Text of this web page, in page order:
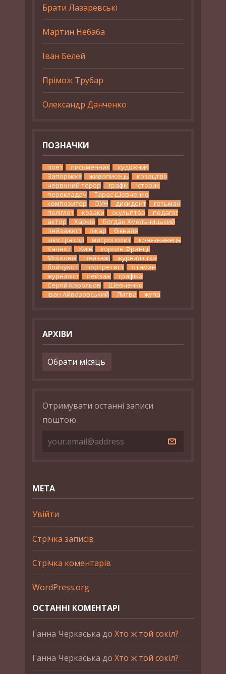
Брати Лазаревські
Мартин Небаба
Іван Белей
Прімож Трубар
Олександр Данченко
ПОЗНАЧКИ
поет письменник
художник
Запоріжжя
живописець
козацтво
червоний терор
графік
історик
перекладач
Тарас Шевченко
композитор
ОУН дисидент
гетьман
поліглот
козаки скульптор
педагог
актор
Харків
Богдан Хмельницький
пейзажист
лікар
бієнале
ілюстратор
митрополит
краєзнавець
Капніст
Київ
король Франції
Московія
пейзажі
журналістка
бойчукіст
портретист
отаман
журналіст
пейзаж
графіка
Сергій Корольов
Шевченко
Іван Айвазовський
Литва жупа
АРХІВИ
Архіви
Отримувати останні записи
поштою
МЕТА
Увійти
Стрічка записів
Стрічка коментарів
WordPress.org
ОСТАННІ КОМЕНТАРІ
Ганна Черкаська до Хто ж той сокіл?
Ганна Черкаська до Хто ж той сокіл?